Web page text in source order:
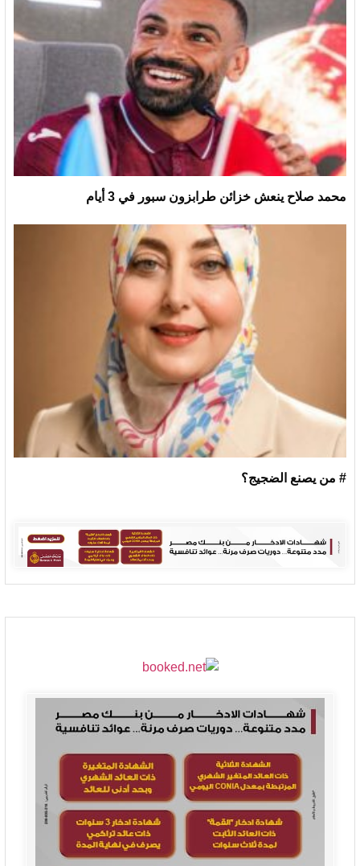
محمد صلاح ينعش خزائن طرابزون سبور في 3 أيام
# من يصنع الضجيج؟